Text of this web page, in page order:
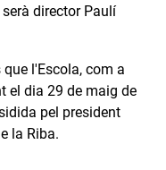
director Paulí
l'Escola, com a
el dia 29 de maig de
pel president
la Riba.